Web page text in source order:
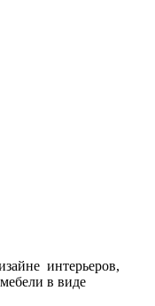
интерьеров,
в виде